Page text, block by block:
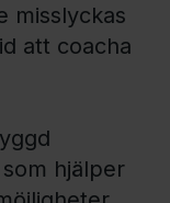
misslyckas
att coacha
hjälper